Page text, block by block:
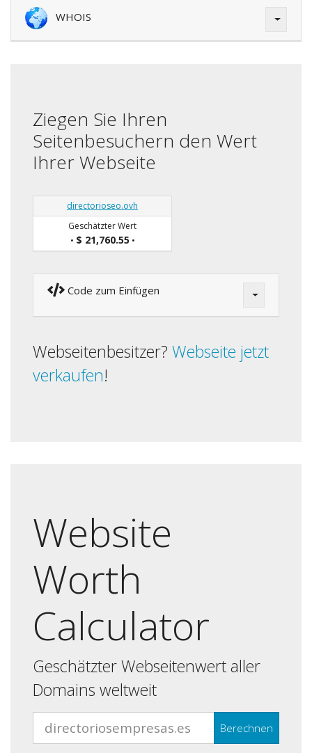
WHOIS
Ziegen Sie Ihren
Seitenbesuchern den Wert
Ihrer Webseite
directorioseo.ovh
Geschätzter Wert
• $ 21,760.55 •
Code zum Einfügen
Webseitenbesitzer? Webseite jetzt
verkaufen!
Website
Worth
Calculator
Geschätzter Webseitenwert aller
Domains weltweit
Berechnen